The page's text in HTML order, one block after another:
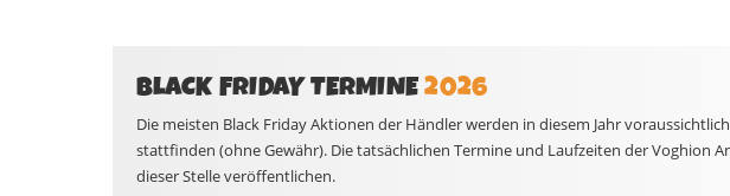
BLACK FRIDAY TERMINE2026
Die meisten Black Friday Aktionen der Händler werden in diesem Jahr
stattfinden (ohne Gewähr). Die tatsächlichen Termine und Laufzeiten der Voghion
dieser Stelle veröffentlichen.